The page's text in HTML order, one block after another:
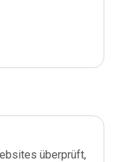
überprüft,